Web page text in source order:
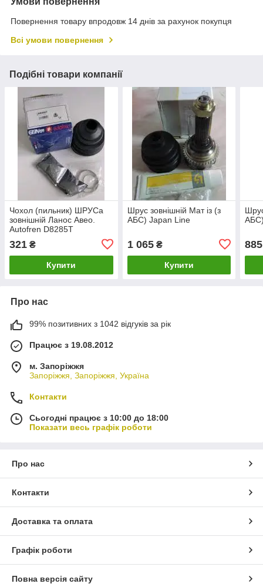
Повернення товару впродовж 14 днів за рахунок покупця
Всі умови повернення
Подібні товари компанії
Чохол (пильник) ШРУСа
зовнішній Ланос Авео.
Autofren D8285T
321 ₴
Купити
Шрус зовнішній Мат із (з
АБС) Japan Line
1 065₴
Купити
885
Про нас
99% позитивних з 1042 відгуків за рік
Працює з 19.08.2012
м. Запоріжжя
Запоріжжя, Запоріжжя, Україна
Контакти
Сьогодні працює з 10:00 до 18:00
Показати весь графік роботи
Про нас
Контакти
Доставка та оплата
Графік роботи
Повна версія сайту